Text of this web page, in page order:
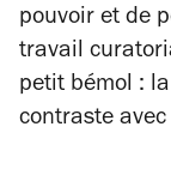
pouvoir et de
travail
petit bémol :
contraste